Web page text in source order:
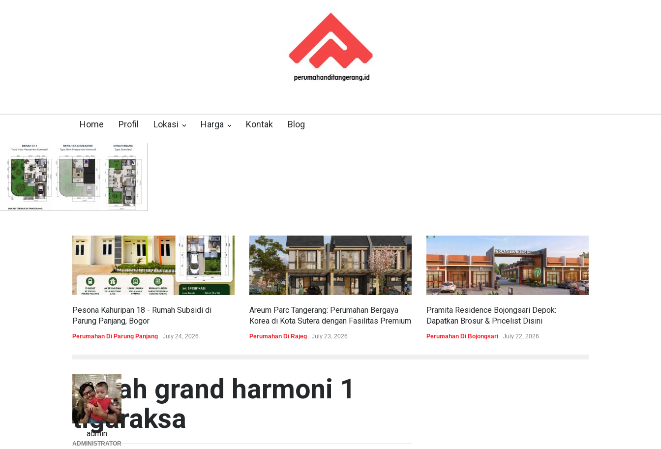
Home Profil Lokasi Harga Kontak Blog
Pesona Kahuripan 18 - Rumah Subsidi di
Parung Panjang, Bogor
Perumahan Di Parung Panjang July 24, 2026
Areum Parc Tangerang: Perumahan Bergaya
Korea di Kota Sutera dengan Fasilitas Premium
Perumahan Di Rajeg July 23, 2026
Pramita Residence Bojongsari Depok:
Dapatkan Brosur & Pricelist Disini
Perumahan Di Bojongsari July 22, 2026
denah grand harmoni 1
tigaraksa
admin
ADMINISTRATOR